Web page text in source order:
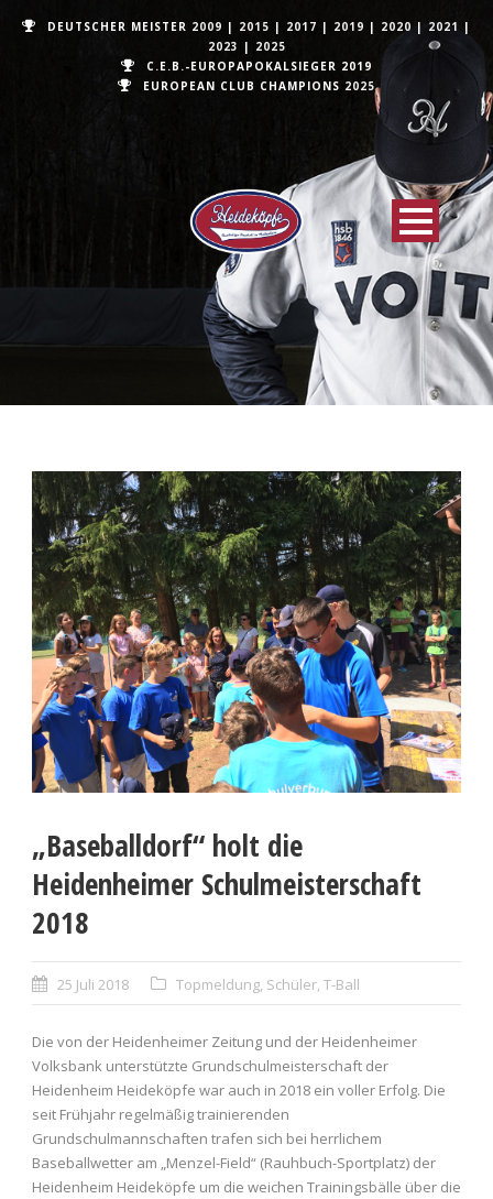
DEUTSCHER MEISTER 2009 | 2015 | 2017 | 2019 | 2020 | 2021 |
2023 | 2025
C.E.B.-EUROPAPOKALSIEGER 2019
EUROPEAN CLUB CHAMPIONS 2025
„Baseballdorf“ holt die
Heidenheimer Schulmeisterschaft
2018
25 Juli 2018 Topmeldung, Schüler, T-Ball
Die von der Heidenheimer Zeitung und der Heidenheimer
Volksbank unterstützte Grundschulmeisterschaft der
Heidenheim Heideköpfe war auch in 2018 ein voller Erfolg. Die
seit Frühjahr regelmäßig trainierenden
Grundschulmannschaften trafen sich bei herrlichem
Baseballwetter am „Menzel-Field“ (Rauhbuch-Sportplatz) der
Heidenheim Heideköpfe um die weichen Trainingsbälle über die